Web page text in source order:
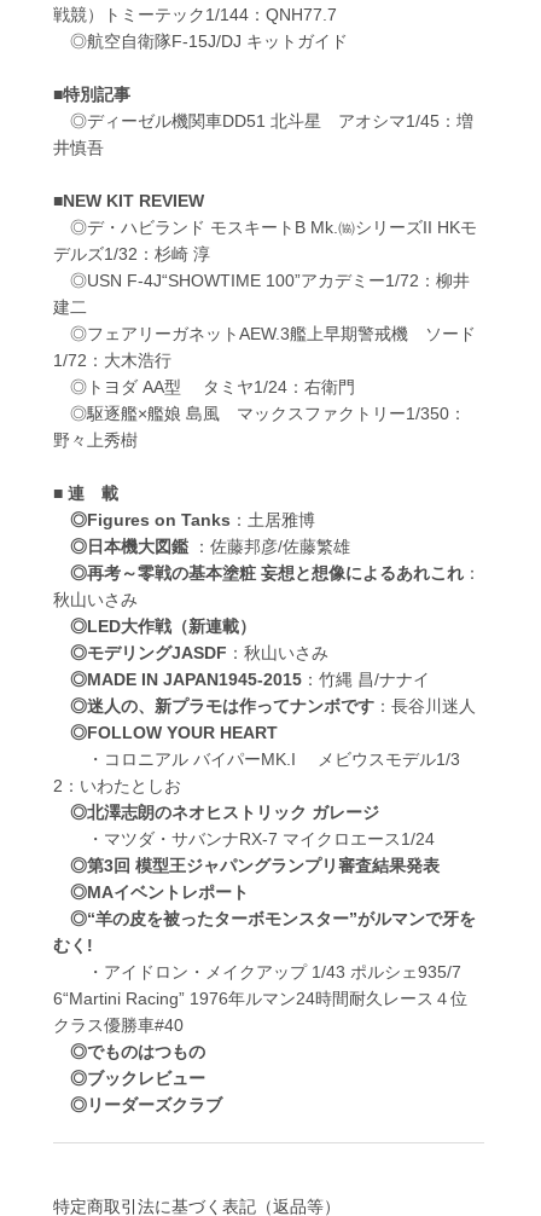
戦競）トミーテック1/144：QNH77.7
◎航空自衛隊F-15J/DJ キットガイド
■特別記事
◎ディーゼル機関車DD51 北斗星 アオシマ1/45：増
井慎吾
■NEW KIT REVIEW
◎デ・ハビランド モスキートB Mk.㈿シリーズII HKモ
デルズ1/32：杉崎 淳
◎USN F-4J“SHOWTIME 100”アカデミー1/72：柳井
建二
◎フェアリーガネットAEW.3艦上早期警戒機 ソード
1/72：大木浩行
◎トヨダ AA型 タミヤ1/24：右衛門
◎駆逐艦×艦娘 島風 マックスファクトリー1/350：
野々上秀樹
■ 連 載
◎Figures on Tanks ：土居雅博
◎日本機大図鑑：佐藤邦彦/佐藤繁雄
◎再考～零戦の基本塗粧 妄想と想像によるあれこれ：
秋山いさみ
◎LED大作戦（新連載）
◎モデリングJASDF ：秋山いさみ
◎MADE IN JAPAN1945-2015：竹縄 昌/ナナイ
◎迷人の、新プラモは作ってナンボです：長谷川迷人
◎FOLLOW YOUR HEART
・コロニアル バイパーMK.I メビウスモデル1/3
2：いわたとしお
◎北澤志朗のネオヒストリック ガレージ
・マツダ・サバンナRX-7 マイクロエース1/24
◎第3回 模型王ジャパングランプリ審査結果発表
◎MAイベントレポート
◎“羊の皮を被ったターボモンスター”がルマンで牙を
むく!
・アイドロン・メイクアップ 1/43 ポルシェ935/7
6“Martini Racing” 1976年ルマン24時間耐久レース４位
クラス優勝車#40
◎でものはつもの
◎ブックレビュー
◎リーダーズクラブ
特定商取引法に基づく表記（返品等）